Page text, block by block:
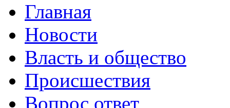
Главная
Новости
Власть и общество
Происшествия
Вопрос ответ